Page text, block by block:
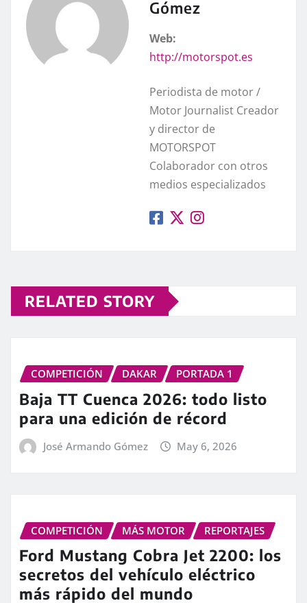
Gómez
Web:
http://motorspot.es
Periodista de motor /
Motor Journalist Creador
y director de
MOTORSPOT
Colaborador con otros
medios especializados
RELATED STORY
COMPETICIÓN DAKAR PORTADA 1
Baja TT Cuenca 2026: todo listo
para una edición de récord
José Armando Gómez May 6, 2026
COMPETICIÓN MÁS MOTOR REPORTAJES
Ford Mustang Cobra Jet 2200: los
secretos del vehículo eléctrico
más rápido del mundo